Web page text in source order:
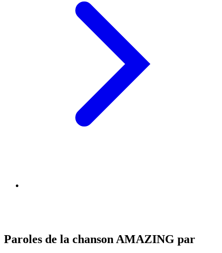
Paroles de la chanson AMAZING par